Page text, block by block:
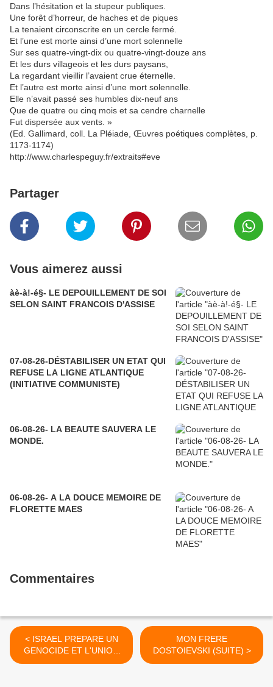
Dans l’hésitation et la stupeur publiques.
Une forêt d’horreur, de haches et de piques
La tenaient circonscrite en un cercle fermé.
Et l’une est morte ainsi d’une mort solennelle
Sur ses quatre-vingt-dix ou quatre-vingt-douze ans
Et les durs villageois et les durs paysans,
La regardant vieillir l’avaient crue éternelle.
Et l’autre est morte ainsi d’une mort solennelle.
Elle n’avait passé ses humbles dix-neuf ans
Que de quatre ou cinq mois et sa cendre charnelle
Fut dispersée aux vents. »
(Ed. Gallimard, coll. La Pléiade, Œuvres poétiques complètes, p.
1173-1174)
http://www.charlespeguy.fr/extraits#eve
Partager
Vous aimerez aussi
àè-à!-é§- LE DEPOUILLEMENT DE SOI
SELON SAINT FRANCOIS D'ASSISE
07-08-26-DÉSTABILISER UN ETAT QUI
REFUSE LA LIGNE ATLANTIQUE
(INITIATIVE COMMUNISTE)
06-08-26- LA BEAUTE SAUVERA LE
MONDE.
06-08-26- A LA DOUCE MEMOIRE DE
FLORETTE MAES
Commentaires
< ISRAEL PREPARE UN
GENOCIDE ET L'UNION
EUROPEENNE (ET
MON FRERE
DOSTOIEVSKI (SUITE) >